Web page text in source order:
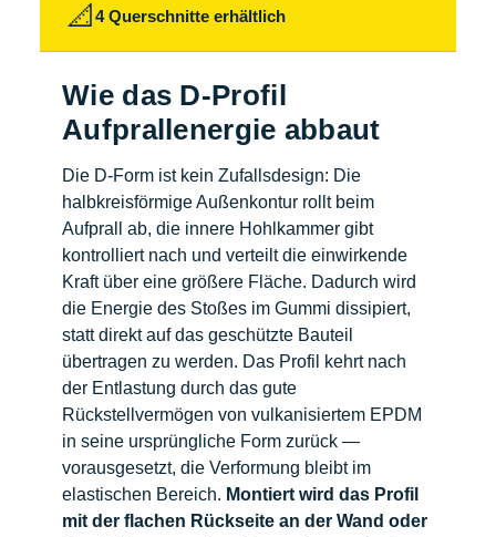
📐 4 Querschnitte erhältlich
Wie das D-Profil
Aufprallenergie abbaut
Die D-Form ist kein Zufallsdesign: Die
halbkreisförmige Außenkontur rollt beim
Aufprall ab, die innere Hohlkammer gibt
kontrolliert nach und verteilt die einwirkende
Kraft über eine größere Fläche. Dadurch wird
die Energie des Stoßes im Gummi dissipiert,
statt direkt auf das geschützte Bauteil
übertragen zu werden. Das Profil kehrt nach
der Entlastung durch das gute
Rückstellvermögen von vulkanisiertem EPDM
in seine ursprüngliche Form zurück —
vorausgesetzt, die Verformung bleibt im
elastischen Bereich. Montiert wird das Profil
mit der flachen Rückseite an der Wand oder